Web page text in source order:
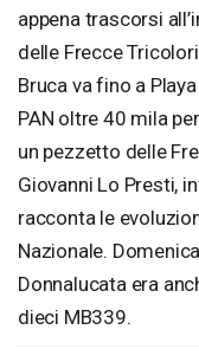
appena trascorsi
delle Frecce
Bruca va fino a
PAN oltre 40 mila
un pezzetto delle
Giovanni Lo Presti,
racconta le
Nazionale.
Donnalucata era
dieci MB339.